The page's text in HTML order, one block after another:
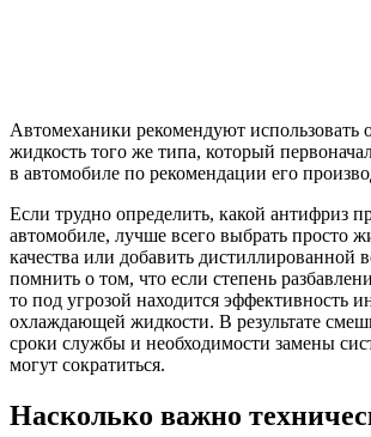
Автомеханики рекомендуют
жидкость того же типа, который
в автомобиле по рекомендации его
Если трудно определить, какой антифриз
автомобиле, лучше всего выбрать просто
качества или добавить дистиллированной
помнить о том, что если степень
то под угрозой находится эффективность
охлаждающей жидкости. В результате
сроки службы и необходимости замены
могут сократиться.
Насколько важно